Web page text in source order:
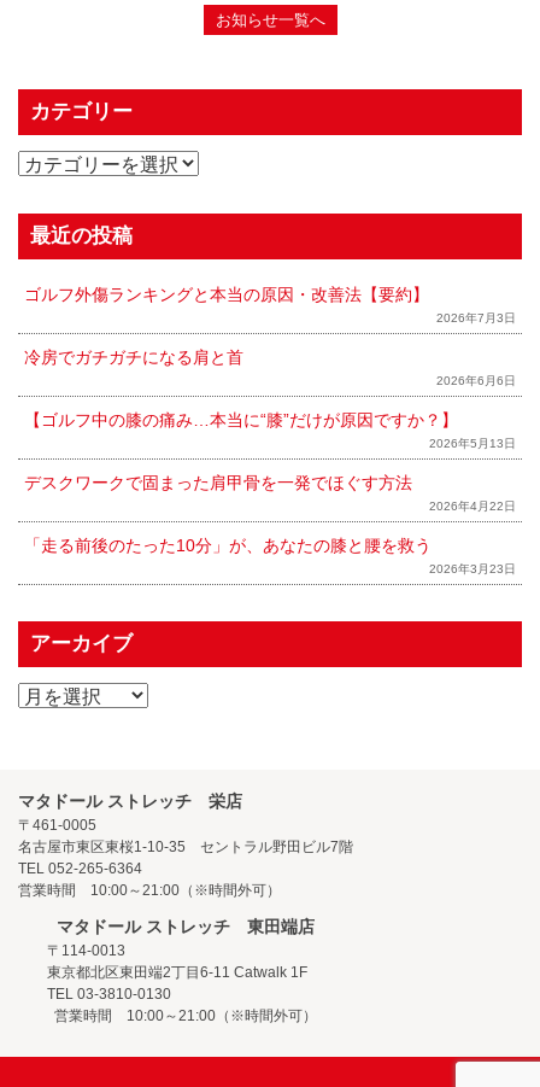
お知らせ一覧へ
カテゴリー
最近の投稿
ゴルフ外傷ランキングと本当の原因・改善法【要約】
2026年7月3日
冷房でガチガチになる肩と首
2026年6月6日
【ゴルフ中の膝の痛み…本当に“膝”だけが原因ですか？】
2026年5月13日
デスクワークで固まった肩甲骨を一発でほぐす方法
2026年4月22日
「走る前後のたった10分」が、あなたの膝と腰を救う
2026年3月23日
アーカイブ
マタドール ストレッチ 栄店
〒461-0005
名古屋市東区東桜1-10-35 セントラル野田ビル7階
TEL 052-265-6364
営業時間 10:00～21:00（※時間外可）
マタドール ストレッチ 東田端店
〒114-0013
東京都北区東田端2丁目6-11 Catwalk 1F
TEL 03-3810-0130
営業時間 10:00～21:00（※時間外可）